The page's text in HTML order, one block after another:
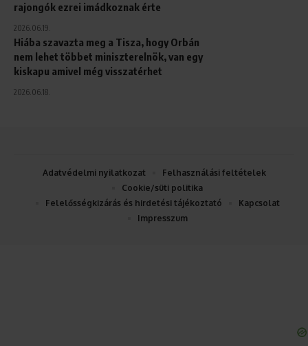
rajongók ezrei imádkoznak érte
2026.06.19.
Hiába szavazta meg a Tisza, hogy Orbán
nem lehet többet miniszterelnök, van egy
kiskapu amivel még visszatérhet
2026.06.18.
Adatvédelmi nyilatkozat
Felhasználási feltételek
Cookie/süti politika
Felelősségkizárás és hirdetési tájékoztató
Kapcsolat
Impresszum